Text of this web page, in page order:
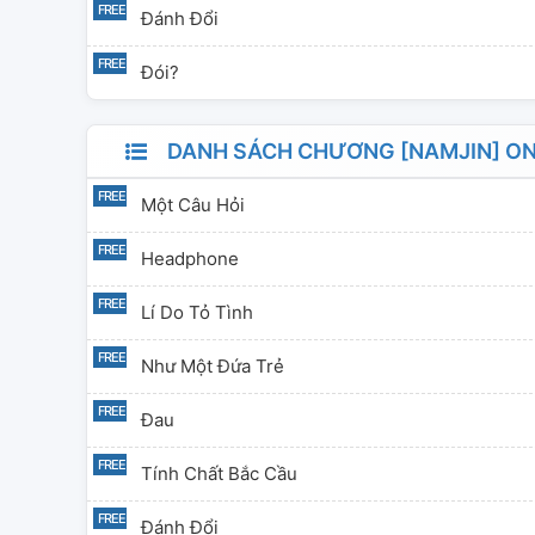
Đánh Đổi
Đói?
DANH SÁCH CHƯƠNG [NAMJIN]
Một Câu Hỏi
Headphone
Lí Do Tỏ Tình
Như Một Đứa Trẻ
Đau
Tính Chất Bắc Cầu
Đánh Đổi